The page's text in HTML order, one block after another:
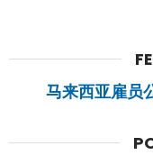
马来西亚雇员